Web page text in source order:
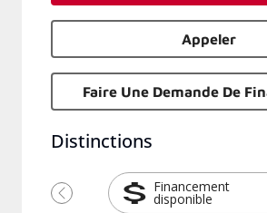
Appeler
Faire Une Demande De
Distinctions
Financement
disponible
Previous